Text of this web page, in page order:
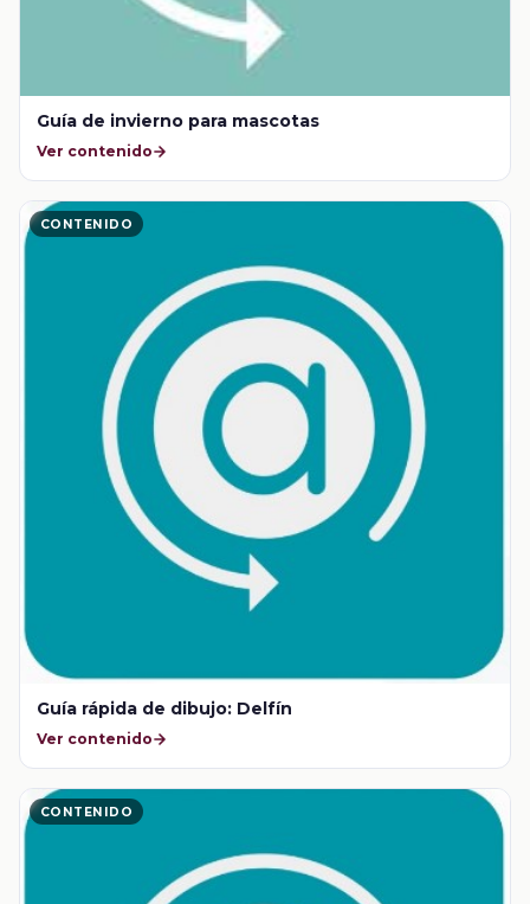
Guía de invierno para mascotas
Ver contenido
CONTENIDO
Guía rápida de dibujo: Delfín
Ver contenido
CONTENIDO